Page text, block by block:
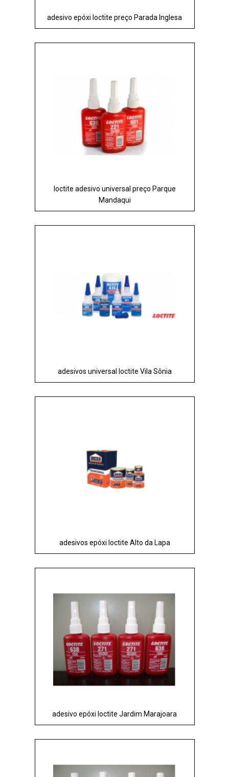
adesivo epóxi loctite preço Parada Inglesa
loctite adesivo universal preço Parque
Mandaqui
adesivos universal loctite Vila Sônia
adesivos epóxi loctite Alto da Lapa
adesivo epóxi loctite Jardim Marajoara